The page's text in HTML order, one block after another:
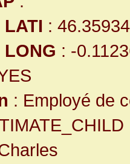
LATI :
LONG : -
: Employé de